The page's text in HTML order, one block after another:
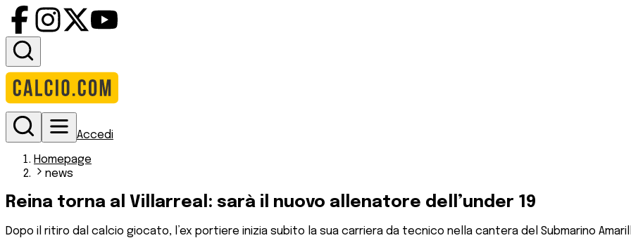
Accedi
Homepage
news
Reina torna al Villarreal: sarà il nuovo allenatore dell’under 19
Dopo il ritiro dal calcio giocato, l’ex portiere inizia subito la sua carriera da tecnico nella cantera del Submarino